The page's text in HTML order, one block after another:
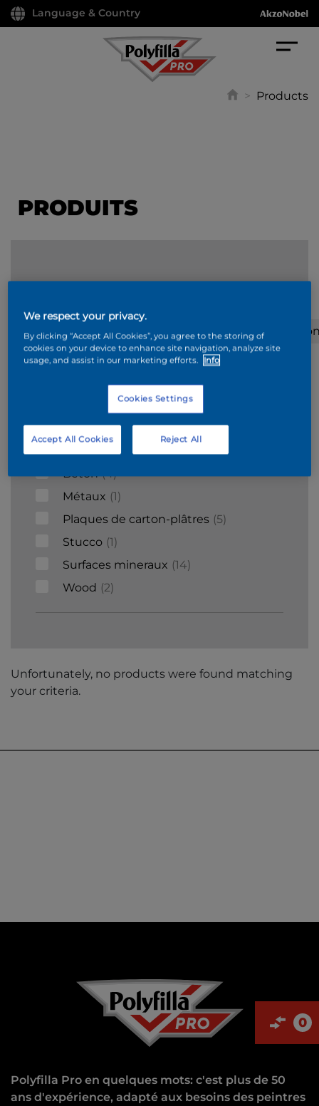
Language & Country
> Products
PRODUITS
ciment Briques Carrelages
Acier galvanisé 1
Béton 4
Métaux 1
Plaques de carton-plâtres 5
Stucco 1
Surfaces mineraux 14
Wood
2
Unfortunately, no products were found matching
your criteria.
0
Polyfilla Pro en quelques mots: c'est plus de 50
ans d'expérience, adapté aux besoins des peintres
We respect your privacy.
By clicking “Accept All Cookies”, you agree to the storing of
cookies on your device to enhance site navigation, analyze site
usage, and assist in our marketing efforts.
Info
Cookies Settings
Reject All
Accept All Cookies